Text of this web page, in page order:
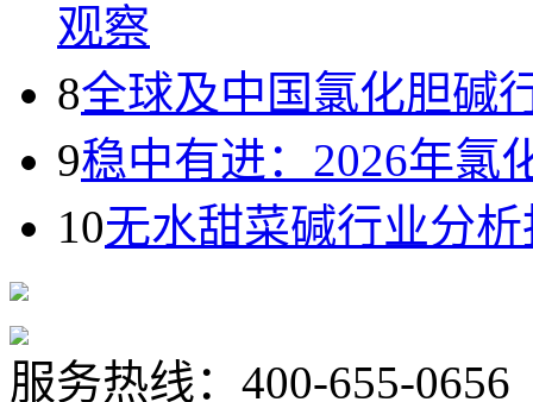
观察
8全球及中国氯化胆碱
9稳中有进：2026年氯
10无水甜菜碱行业分
服务热线： 400-655-0656